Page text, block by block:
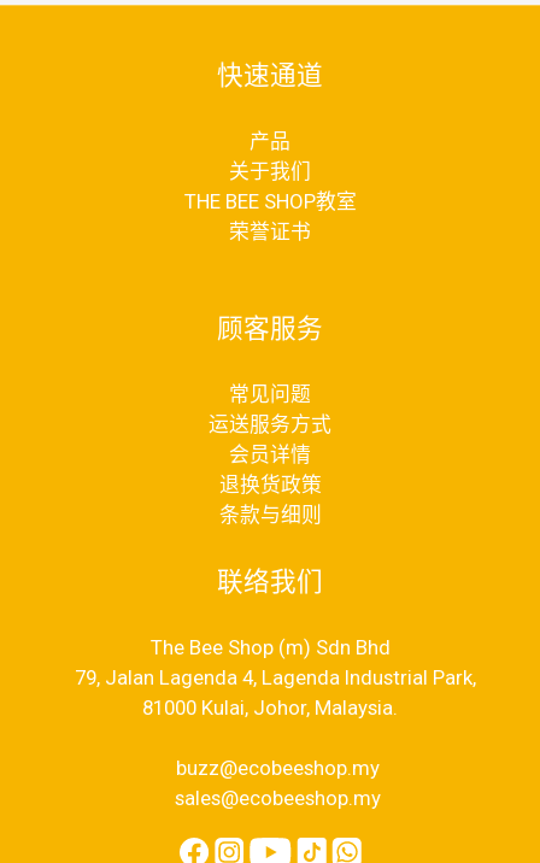
快速通道
产品
关于我们
THE BEE SHOP教室
荣誉证书
顾客服务
常见问题
运送服务方式
会员详情
退换货政策
条款与细则
联络我们
The Bee Shop (m) Sdn Bhd
79, Jalan Lagenda 4, Lagenda Industrial Park,
81000 Kulai, Johor, Malaysia.
buzz@ecobeeshop.my
sales@ecobeeshop.my